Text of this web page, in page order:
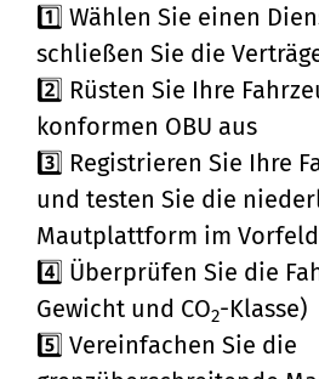
1️⃣ Wählen Sie einen
schließen Sie die
2️⃣ Rüsten Sie Ihre
konformen OBU aus
3️⃣ Registrieren Sie Ihre
und testen Sie die
Mautplattform im Vorfeld
4️⃣ Überprüfen Sie die
Gewicht und CO2-Klasse)
5️⃣ Vereinfachen Sie die